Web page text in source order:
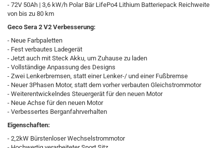
- 72V 50Ah | 3,6 kW/h Polar Bär LifePo4 Lithium Batteriepack Reichweite
von bis zu 80 km
Geco Sera 2 V2 Verbesserung:
- Neue Farbpaletten
- Fest verbautes Ladegerät
- Jetzt auch mit Steck Akku, um Zuhause zu laden
- Vollständige Anpassung des Designs
- Zwei Lenkerbremsen, statt einer Lenker-/ und einer Fußbremse
- Neuer 3Phasen Motor, statt dem vorher verbauten Gleichstrommotor
- Weiterentwickelndes Steuergerät für den neuen Motor
- Neue Achse für den neuen Motor
- Verbessertes Berganfahrverhalten
Eigenschaften:
- 2,2kW Bürstenloser Wechselstrommotor